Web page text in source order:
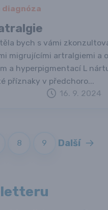
diagnóza
bych s vámi
migrujícími artralgiemi a
a hyperpigmentací L
příznaky v předchoro...
16. 9. 2024
8 9 Další